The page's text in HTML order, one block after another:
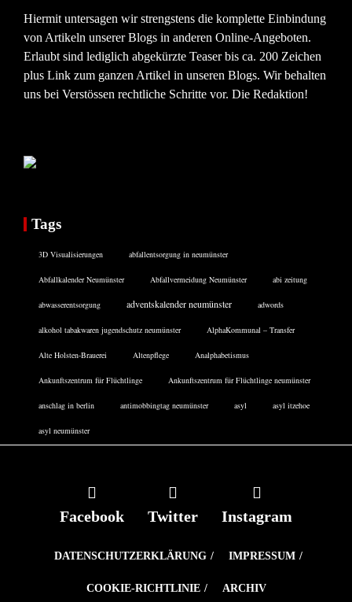
Hiermit untersagen wir strengstens die komplette Einbindung
von Artikeln unserer Blogs in anderen Online-Angeboten.
Erlaubt sind lediglich abgekürzte Teaser bis ca. 200 Zeichen
plus Link zum ganzen Artikel in unseren Blogs. Wir behalten
uns bei Verstössen rechtliche Schritte vor. Die Redaktion!
Tags
3D Visualisierungen abfallentsorgung in neumünster
Abfallkalender Neumünster Abfallvermeidung Neumünster abi zeitung
abwasserentsorgung adventskalender neumünster adwords
alkohol tabakwaren jugendschutz neumünster AlphaKommunal – Transfer
Alte Holsten-Brauerei Altenpflege Analphabetismus
Ankunftszentrum für Flüchtlinge Ankunftszentrum für Flüchtlinge neumünster
anschlag in berlin antimobbingtag neumünster asyl asyl itzehoe
asyl neumünster
Facebook Twitter Instagram
DATENSCHUTZERKLÄRUNG IMPRESSUM
COOKIE-RICHTLINIE ARCHIV